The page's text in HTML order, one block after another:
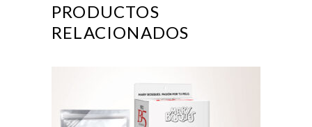
PRODUCTOS
RELACIONADOS